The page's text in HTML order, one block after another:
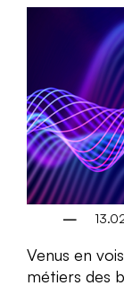
Venus en
métiers des